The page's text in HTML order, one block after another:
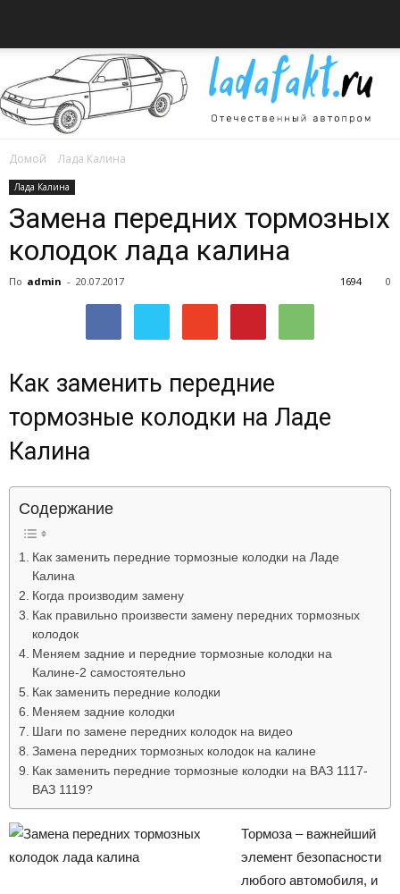
об
автомобилях
Лада
Домой Лада Калина
Лада Калина
Замена передних тормозных
колодок лада калина
По admin - 20.07.2017 0
1694
Как заменить передние
тормозные колодки на Ладе
Калина
Содержание
Как заменить передние тормозные колодки на Ладе
Калина
Когда производим замену
Как правильно произвести замену передних тормозных
колодок
Меняем задние и передние тормозные колодки на
Калине-2 самостоятельно
Как заменить передние колодки
Меняем задние колодки
Шаги по замене передних колодок на видео
Замена передних тормозных колодок на калине
Как заменить передние тормозные колодки на ВАЗ 1117-
ВАЗ 1119?
Тормоза – важнейший
элемент безопасности
любого автомобиля, и